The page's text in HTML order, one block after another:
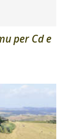
per Cd e